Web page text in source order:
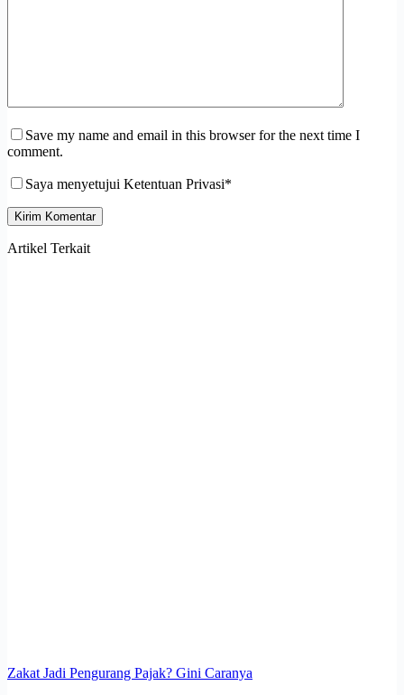
Save my name and email in this browser for the next time I
comment.
Saya menyetujui Ketentuan Privasi*
Kirim Komentar
Artikel Terkait
Zakat Jadi Pengurang Pajak? Gini Caranya